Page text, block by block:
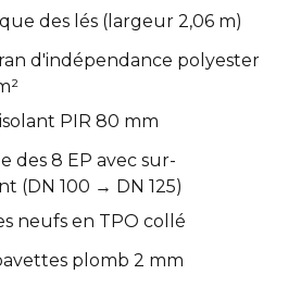
des lés (largeur 2,06 m)
d'indépendance polyester
PIR 80 mm
des 8 EP avec sur-
(DN 100 → DN 125)
neufs en TPO collé
plomb 2 mm